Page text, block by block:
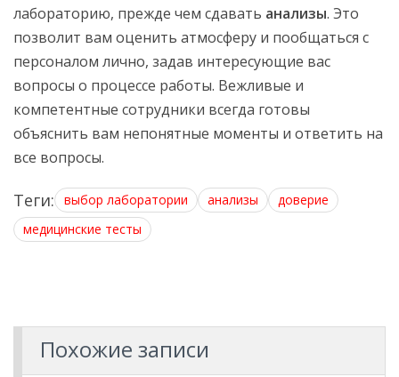
лабораторию, прежде чем сдавать анализы. Это
позволит вам оценить атмосферу и пообщаться с
персоналом лично, задав интересующие вас
вопросы о процессе работы. Вежливые и
компетентные сотрудники всегда готовы
объяснить вам непонятные моменты и ответить на
все вопросы.
Теги: выбор лаборатории анализы
доверие
медицинские тесты
Похожие записи